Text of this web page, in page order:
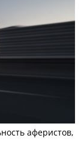
аферистов,